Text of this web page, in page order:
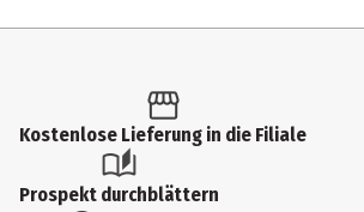
Produkttyp
Gymnastikartikel
Kostenlose Lieferung in die Filiale
Prospekt durchblättern